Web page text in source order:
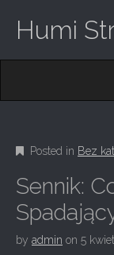
Humi
M
E
N
U
C
N
T
E
N
T
Posted in Bez
Sennik:
by admin on 5